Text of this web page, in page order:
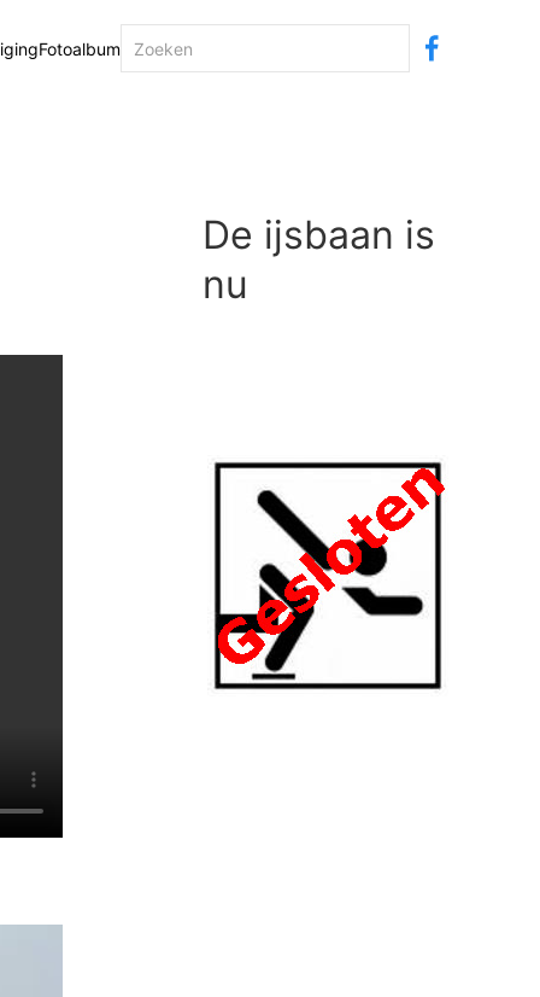
Fotoalbum
De ijsbaan is
nu